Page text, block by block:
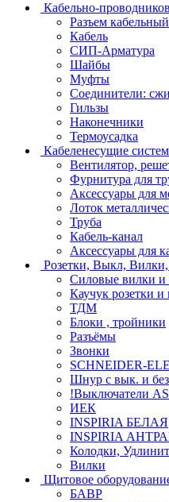
Кабельно-
Разъем кабельный
Кабель
СИП-Арматура
Шайбы
Муфты
Соединители:
Гильзы
Наконечники
Термоусадка
Кабеленесущие
Вентилятор,
Фурнитура для
Аксессуары для
Лоток
Труба
Кабель-канал
Аксессуары для
Розетки, Выкл,
Силовые вилки и
Каучук розетки и
ТДМ
Блоки , тройники
Разъёмы
Звонки
SCHNEIDER-
Шнур с вык. и без
!Выключатели
ИЕК
INSPIRIA БЕЛАЯ
INSPIRIA
Колодки,
Вилки
Щитовое
БАВР